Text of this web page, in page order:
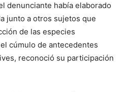
denunciante había elaborado
junto a otros sujetos que
de las especies
cúmulo de antecedentes
reconoció su participación